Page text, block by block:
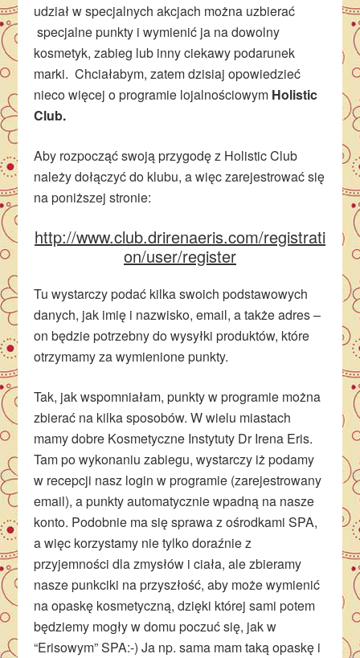
udział w specjalnych akcjach można uzbierać
specjalne punkty i wymienić ja na dowolny
kosmetyk, zabieg lub inny ciekawy podarunek
marki. Chciałabym, zatem dzisiaj opowiedzieć
nieco więcej o programie lojalnościowym Holistic
Club.
Aby rozpocząć swoją przygodę z Holistic Club
należy dołączyć do klubu, a więc zarejestrować się
na poniższej stronie:
http://www.club.drirenaeris.com/registrati
on/user/register
Tu wystarczy podać kilka swoich podstawowych
danych, jak imię i nazwisko, email, a także adres –
on będzie potrzebny do wysyłki produktów, które
otrzymamy za wymienione punkty.
Tak, jak wspomniałam, punkty w programie można
zbierać na kilka sposobów. W wielu miastach
mamy dobre Kosmetyczne Instytuty Dr Irena Eris.
Tam po wykonaniu zabiegu, wystarczy iż podamy
w recepcji nasz login w programie (zarejestrowany
email), a punkty automatycznie wpadną na nasze
konto. Podobnie ma się sprawa z ośrodkami SPA,
a więc korzystamy nie tylko doraźnie z
przyjemności dla zmysłów i ciała, ale zbieramy
nasze punkciki na przyszłość, aby może wymienić
na opaskę kosmetyczną, dzięki której sami potem
będziemy mogły w domu poczuć się, jak w
“Erisowym” SPA:-) Ja np. sama mam taką opaskę i